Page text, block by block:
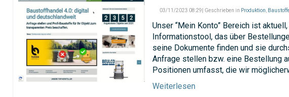
03/11/2023 08:29| Geschrieben in Produktion
Unser “Mein Konto” Bereich ist
Informationstool, das über
seine Dokumente finden und sie
Anfrage stellen bzw. eine Bestellung
Positionen umfasst, die wir
Weiterlesen